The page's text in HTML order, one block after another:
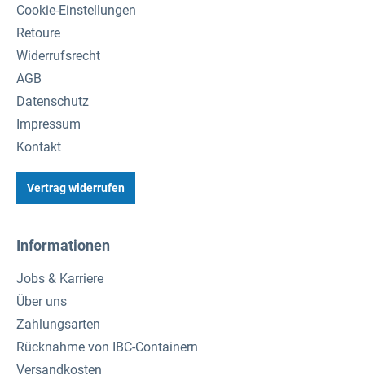
Cookie-Einstellungen
Retoure
Widerrufsrecht
AGB
Datenschutz
Impressum
Kontakt
Vertrag widerrufen
Informationen
Jobs & Karriere
Über uns
Zahlungsarten
Rücknahme von IBC-Containern
Versandkosten